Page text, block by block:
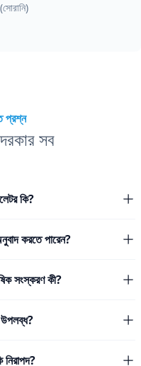
প্রশ্ন
সব
কি?
করতে পারেন?
সংস্করণ কী?
উপলব্ধ?
নিরাপদ?